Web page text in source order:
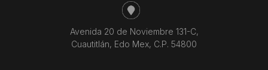
Avenida 20 de Noviembre 131-C,
Cuautitlán, Edo Mex, C.P. 54800